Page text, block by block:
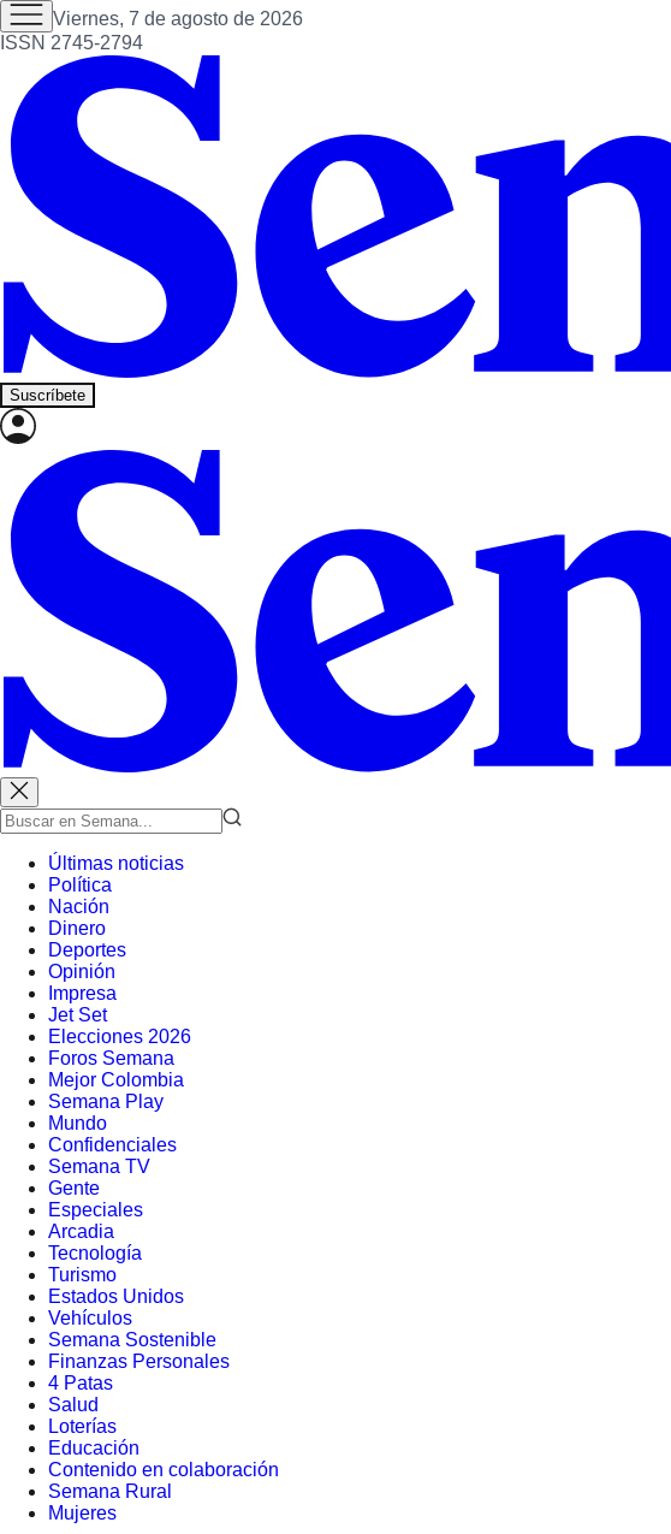
Viernes, 7 de agosto de 2026
ISSN 2745-2794
Suscríbete
Últimas noticias
Política
Nación
Dinero
Deportes
Opinión
Impresa
Jet Set
Elecciones 2026
Foros Semana
Mejor Colombia
Semana Play
Mundo
Confidenciales
Semana TV
Gente
Especiales
Arcadia
Tecnología
Turismo
Estados Unidos
Vehículos
Semana Sostenible
Finanzas Personales
4 Patas
Salud
Loterías
Educación
Contenido en colaboración
Semana Rural
Mujeres